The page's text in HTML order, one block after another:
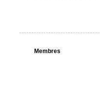
Membres